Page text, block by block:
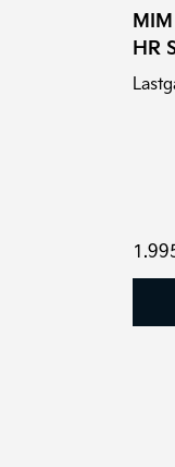
HR